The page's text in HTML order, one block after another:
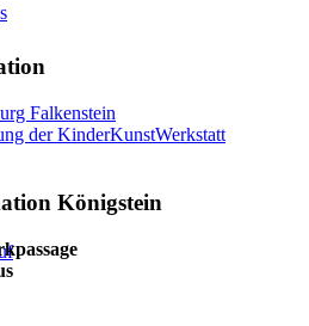
Falkenstein
der KinderKunstWerkstatt
Königstein